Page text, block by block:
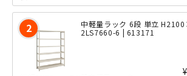
中軽量ラック 6段 単立
2LS7660-6 | 613171
¥